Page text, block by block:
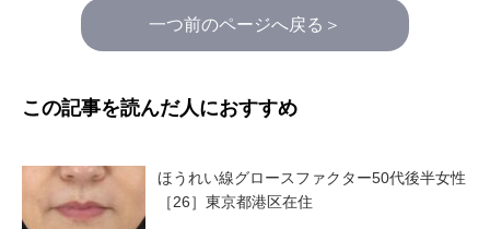
一つ前のページへ戻る＞
この記事を読んだ人におすすめ
ほうれい線グロースファクター50代後半女性
［26］東京都港区在住